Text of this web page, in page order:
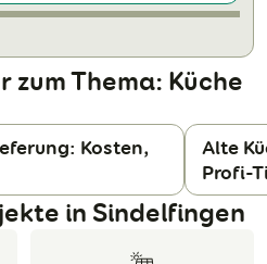
Thema: Küche
Kosten,
Alte
Profi-
in Sindelfingen